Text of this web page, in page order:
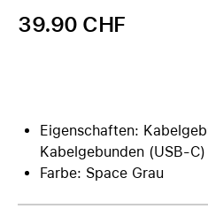
39.90 CHF
Eigenschaften:
Kabelgebunden (USB-C)
Farbe: Space Grau